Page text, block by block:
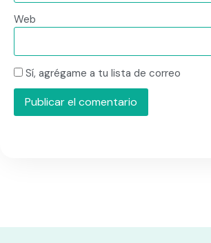
Web
Sí, agrégame a tu lista de correo